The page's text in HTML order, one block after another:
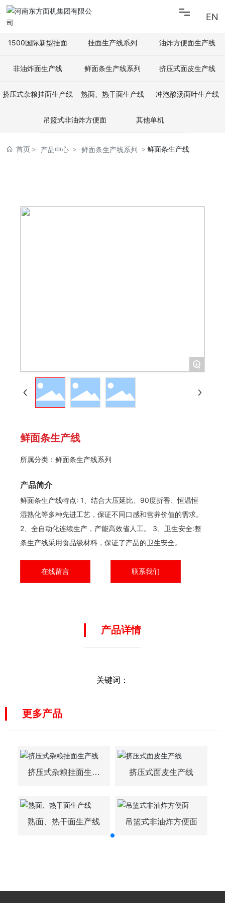
首页
关于东方
EN
1500国际新型挂面 挂面生产线系列 油炸方便面生产线
非油炸面生产线 鲜面条生产线系列 挤压式面皮生产线
挤压式杂粮挂面生产线 熟面、热干面生产线 冲泡酸汤面叶生产线
吊篮式非油炸方便面 其他单机
首页 产品中心 鲜面条生产线系列 鲜面条生产线
+
鲜面条生产线
所属分类： 鲜面条生产线系列
产品简介
鲜面条生产线特点: 1、结合大压延比、90度折香、恒温恒
湿熟化等多种先进工艺，保证不同口感和营养价值的需求。
2、全自动化连续生产，产能高效省人工。 3、卫生安全:整
条生产线采用食品级材料，保证了产品的卫生安全。
在线留言 联系我们
产品详情
关键词：
更多产品
挤压式杂粮挂面生产
挤压式面皮生产线
熟面、热干面生产线 吊篮式非油炸方便面